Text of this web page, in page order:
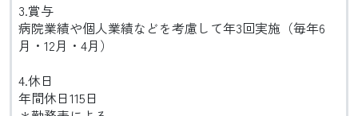
3.賞与
病院業績や個人業績などを考慮して年3回実施（毎年6
月・12月・4月）
4.休日
年間休日115日